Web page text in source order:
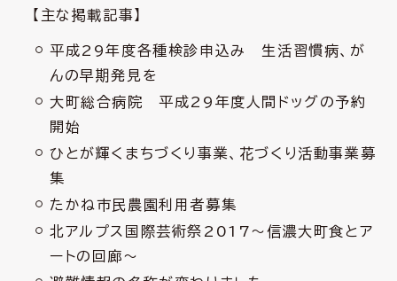
【主な掲載記事】
平成29年度各種検診申込み 生活習慣病、が
んの早期発見を
大町総合病院 平成29年度人間ドッグの予約
開始
ひとが輝くまちづくり事業、花づくり活動事業募
集
たかね市民農園利用者募集
北アルプス国際芸術祭2017～信濃大町食とア
ートの回廊～